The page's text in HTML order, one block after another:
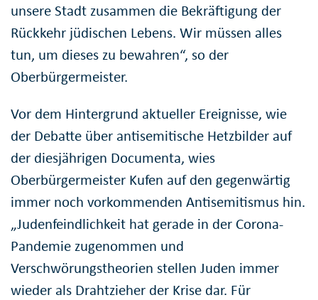
unsere Stadt zusammen die Bekräftigung der
Rückkehr jüdischen Lebens. Wir müssen alles
tun, um dieses zu bewahren“, so der
Oberbürgermeister.
Vor dem Hintergrund aktueller Ereignisse, wie
der Debatte über antisemitische Hetzbilder auf
der diesjährigen Documenta, wies
Oberbürgermeister Kufen auf den gegenwärtig
immer noch vorkommenden Antisemitismus hin.
„Judenfeindlichkeit hat gerade in der Corona-
Pandemie zugenommen und
Verschwörungstheorien stellen Juden immer
wieder als Drahtzieher der Krise dar. Für